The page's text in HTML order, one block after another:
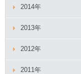
2014年
2013年
2012年
2011年